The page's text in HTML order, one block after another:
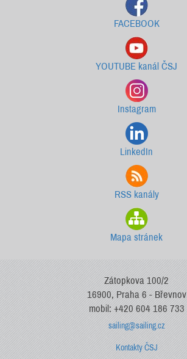
FACEBOOK
YOUTUBE kanál ČSJ
Instagram
LinkedIn
RSS kanály
Mapa stránek
Zátopkova 100/2
16900, Praha 6 - Břevnov
mobil: +420 604 186 733
sailing@sailing.cz
Kontakty ČSJ